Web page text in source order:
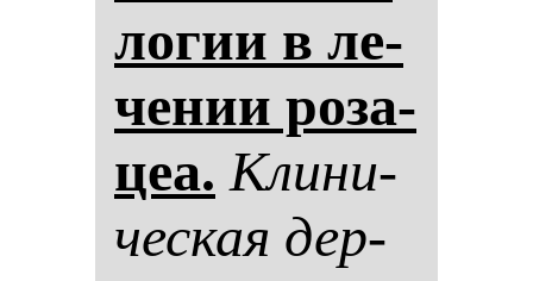
ло­гии в ле­
че­нии ро­за­
цеа. Кли­ни­
чес­кая дер­